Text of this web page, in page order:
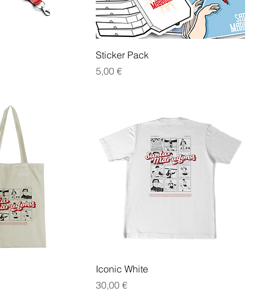
Sticker Pack
Prezzo
5,00 €
Iconic White
Prezzo
30,00 €